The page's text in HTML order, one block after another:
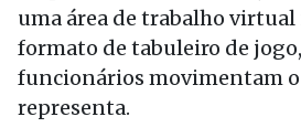
uma área de trabalho virtual
formato de tabuleiro de
funcionários movimentam o
representa.